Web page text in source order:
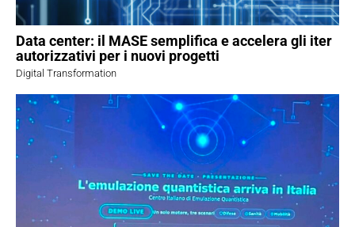
Data center: il MASE semplifica e accelera gli iter
autorizzativi per i nuovi progetti
Digital Transformation